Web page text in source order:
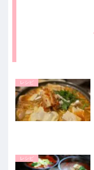
レシピ
レシピ